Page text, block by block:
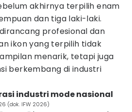
akhirnya terpilih enam
dan tiga laki-laki.
profesional dan
ikon yang terpilih tidak
menarik, tetapi juga
berkembang di industri
industri mode nasional
(dok. IFW 2026)